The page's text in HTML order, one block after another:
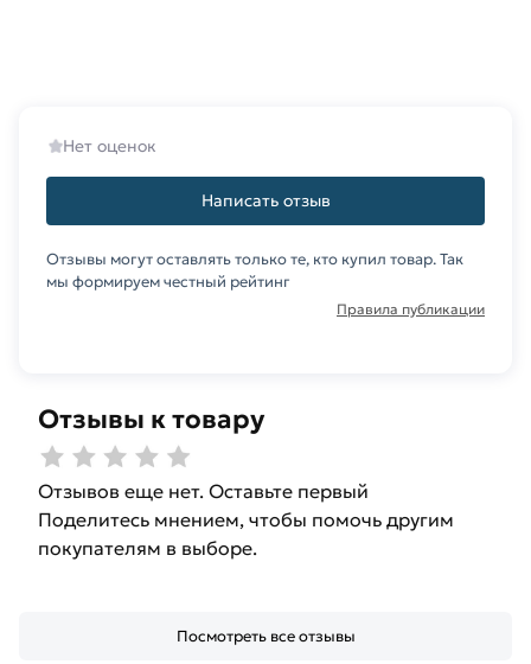
Отзывы к товару
Отзывов еще нет. Оставьте первый
Поделитесь мнением, чтобы помочь другим
покупателям в выборе.
Посмотреть все отзывы
Нет оценок
Написать отзыв
Отзывы могут оставлять только те, кто купил товар. Так
мы формируем честный рейтинг
Правила публикации